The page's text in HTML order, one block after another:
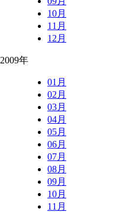
10月
11月
12月
2009年
01月
02月
03月
04月
05月
06月
07月
08月
09月
10月
11月